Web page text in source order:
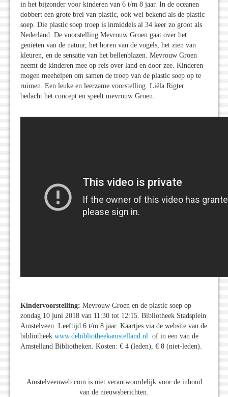
in het bijzonder voor kinderen van 6 t/m 8 jaar. In de oceanen
dobbert een grote brei van plastic, ook wel bekend als de plastic
soep. Die plastic soep troep is inmiddels al 34 keer zo groot als
Nederland. De voorstelling Mevrouw Groen gaat over het
genieten van de natuur, het horen van de vogels, het zien van
kleuren, en de sensatie van het bellenblazen. Mevrouw Groen
neemt de kinderen mee op reis over land en door zee. Kinderen
mogen meehelpen om samen de troep van de plastic soep op te
ruimen. Een leuke en leerzame voorstelling. Liëla Rigter
bedacht het concept en speelt mevrouw Groen.
Kindervoorstelling: Mevrouw Groen en de plastic soep op
zondag 10 juni 2018 van 11:30 tot 12:15. Bibliotheek Stadsplein
Amstelveen. Leeftijd 6 t/m 8 jaar. Kaartjes via de website van de
bibliotheek www.debibliotheekamstelland.nl of in een van de
Amstelland Bibliotheken. Kosten: € 4 (leden), € 8 (niet-leden).
Amstelveenweb.com is niet verantwoordelijk voor de inhoud
van de nieuwsberichten.